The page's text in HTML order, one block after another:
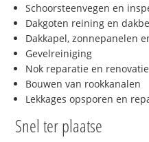
Schoorsteenvegen en
Dakgoten reining en
Dakkapel, zonnepanelen
Gevelreiniging
Nok reparatie en renovatie
Bouwen van rookkanalen
Lekkages opsporen en
Snel ter plaatse